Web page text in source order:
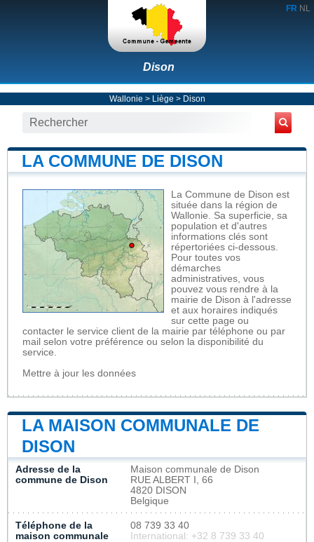
FR NL
Dison
Wallonie > Liège > Dison
LA COMMUNE DE DISON
La Commune de Dison est
située dans la région de
Wallonie. Sa superficie, sa
population et d'autres
informations clés sont
répertoriées ci-dessous.
Pour toutes vos
démarches
administratives, vous
pouvez vous rendre à la
mairie de Dison à l'adresse
et aux horaires indiqués
sur cette page ou
contacter le service client de la mairie par téléphone ou par
mail selon votre préférence ou selon la disponibilité du
service.
Mettre à jour les données
LA MAISON COMMUNALE DE
DISON
Adresse de la
commune de Dison
Maison communale de Dison
RUE ALBERT I, 66
4820 DISON
Belgique
Téléphone de la
maison communale
08 739 33 40
International: +32 8 739 33 40